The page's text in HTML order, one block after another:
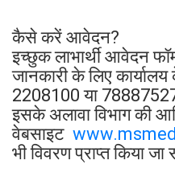
कैसे करें आवेदन?
इच्छुक लाभार्थी आवेदन
जानकारी के लिए
2208100 या
इसके अलावा विभाग की
वेबसाइट
भी विवरण प्राप्त किया